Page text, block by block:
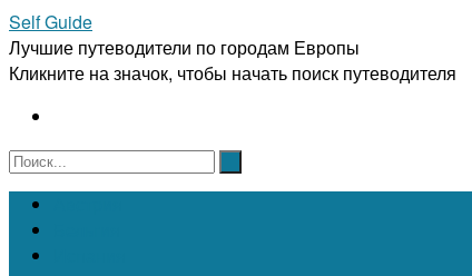
Self Guide
Лучшие путеводители по городам Европы
Кликните на значок, чтобы начать поиск путеводителя